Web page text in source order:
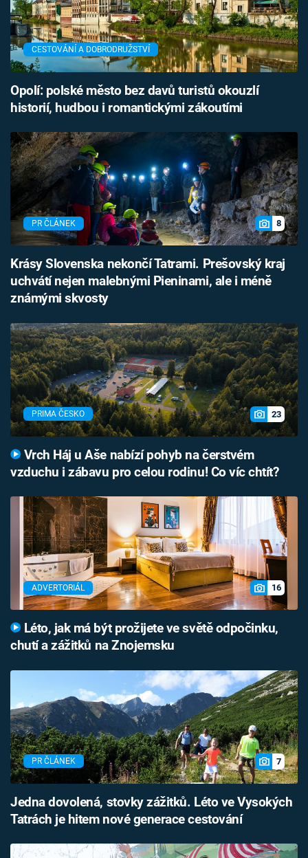
CESTOVÁNÍ A DOBRODRUŽSTVÍ
Opolí: polské město bez davů turistů okouzlí
historií, hudbou i romantickými zákoutími
PR ČLÁNEK 8
Krásy Slovenska nekončí Tatrami. Prešovský kraj
uchvátí nejen malebnými Pieninami, ale i méně
známými skvosty
PRIMA ČESKO 23
Vrch Háj u Aše nabízí pohyb na čerstvém
vzduchu i zábavu pro celou rodinu! Co víc chtít?
ADVERTORIÁL 16
Léto, jak má být prožijete ve světě odpočinku,
chutí a zážitků na Znojemsku
PR ČLÁNEK 7
Jedna dovolená, stovky zážitků. Léto ve Vysokých
Tatrách je hitem nové generace cestování